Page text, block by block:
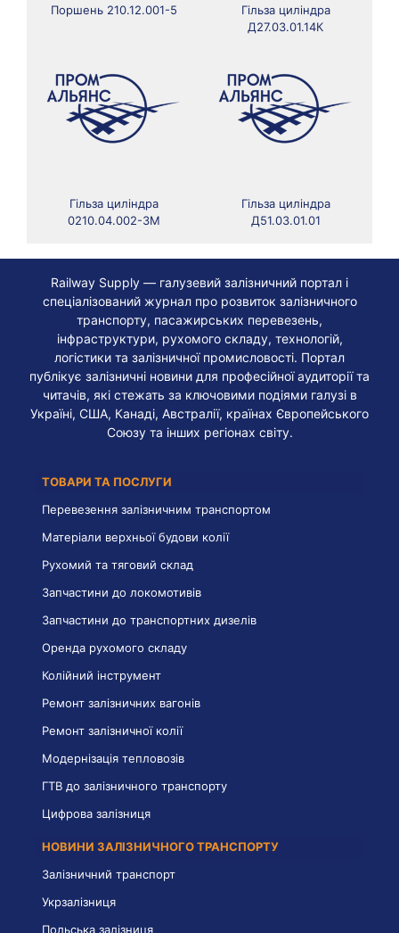
Поршень 210.12.001-5
Гільза циліндра
Д27.03.01.14К
Гільза циліндра
0210.04.002-3М
Гільза циліндра
Д51.03.01.01
Railway Supply — галузевий залізничний портал і
спеціалізований журнал про розвиток залізничного
транспорту, пасажирських перевезень,
інфраструктури, рухомого складу, технологій,
логістики та залізничної промисловості. Портал
публікує залізничні новини для професійної аудиторії та
читачів, які стежать за ключовими подіями галузі в
Україні, США, Канаді, Австралії, країнах Європейського
Союзу та інших регіонах світу.
ТОВАРИ ТА ПОСЛУГИ
Перевезення залізничним транспортом
Матеріали верхньої будови колії
Рухомий та тяговий склад
Запчастини до локомотивів
Запчастини до транспортних дизелів
Оренда рухомого складу
Колійний інструмент
Ремонт залізничних вагонів
Ремонт залізничної колії
Модернізація тепловозів
ГТВ до залізничного транспорту
Цифрова залізниця
НОВИНИ ЗАЛІЗНИЧНОГО ТРАНСПОРТУ
Залізничний транспорт
Укрзалізниця
Польська залізниця